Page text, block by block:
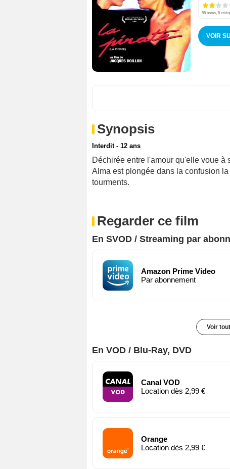
55 notes, 5
VOIR
Synopsis
Interdit - 12 ans
Déchirée entre l'amour qu'elle voue
Alma est plongée dans la confusion
tourments.
Regarder ce film
En SVOD / Streaming par
Amazon Prime Video
Par abonnement
Voir
En VOD / Blu-Ray, DVD
Canal VOD
Location dès 2,99 €
Orange
Location dès 2,99 €